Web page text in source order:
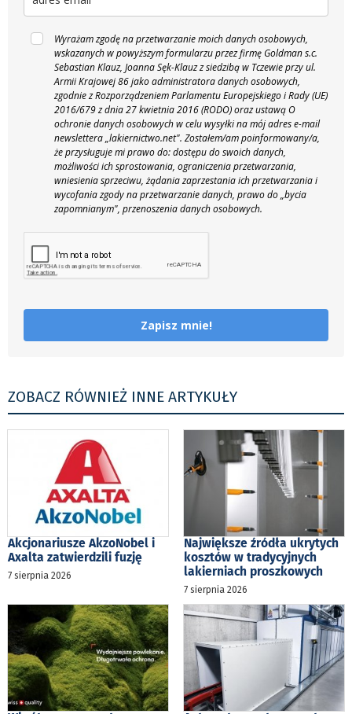
Wyrażam zgodę na przetwarzanie moich danych osobowych,
wskazanych w powyższym formularzu przez firmę Goldman s.c.
Sebastian Klauz, Joanna Sęk-Klauz z siedzibą w Tczewie przy ul.
Armii Krajowej 86 jako administratora danych osobowych,
zgodnie z Rozporządzeniem Parlamentu Europejskiego i Rady (UE)
2016/679 z dnia 27 kwietnia 2016 (RODO) oraz ustawą O
ochronie danych osobowych w celu wysyłki na mój adres e-mail
newslettera „lakiernictwo.net". Zostałem/am poinformowany/a,
że przysługuje mi prawo do: dostępu do swoich danych,
możliwości ich sprostowania, ograniczenia przetwarzania,
wniesienia sprzeciwu, żądania zaprzestania ich przetwarzania i
wycofania zgody na przetwarzanie danych, prawo do „bycia
zapomnianym", przenoszenia danych osobowych.
Zapisz mnie!
ZOBACZ RÓWNIEŻ INNE ARTYKUŁY
Akcjonariusze AkzoNobel i
Axalta zatwierdzili fuzję
7 sierpnia 2026
Największe źródła ukrytych
kosztów w tradycyjnych
lakierniach proszkowych
7 sierpnia 2026